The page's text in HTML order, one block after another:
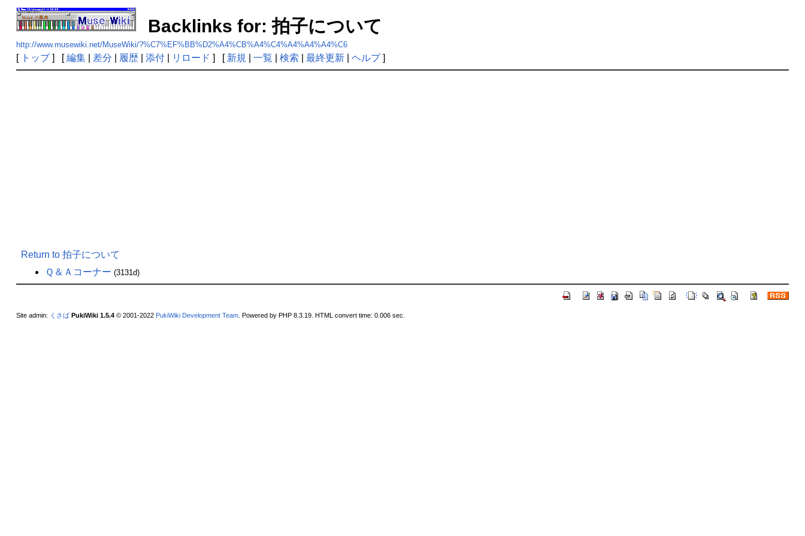
Backlinks for: 拍子について
http://www.musewiki.net/MuseWiki/?%C7%EF%BB%D2%A4%CB%A4%C4%A4%A4%A4%C6
[ トップ] [編集| 差分 履歴| 添付| リロード ] [ 新規 一覧 検索 最終更新| ヘルプ]
Return to 拍子について
Ｑ＆Ａコーナー (3131d)
Site admin: くさば PukiWiki 1.5.4© 2001-2022 PukiWiki Development Team. Powered by PHP 8.3.19. HTML convert time: 0.006 sec.